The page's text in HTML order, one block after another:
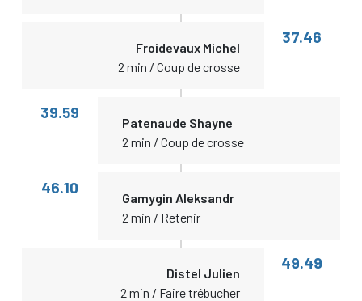
Froidevaux Michel
2 min / Coup de crosse
37.46
39.59
Patenaude Shayne
2 min / Coup de crosse
46.10
Gamygin Aleksandr
2 min / Retenir
Distel Julien
2 min / Faire trébucher
49.49